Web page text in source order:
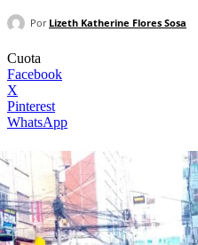
Por Lizeth Katherine Flores Sosa
Cuota
Facebook
X
Pinterest
WhatsApp